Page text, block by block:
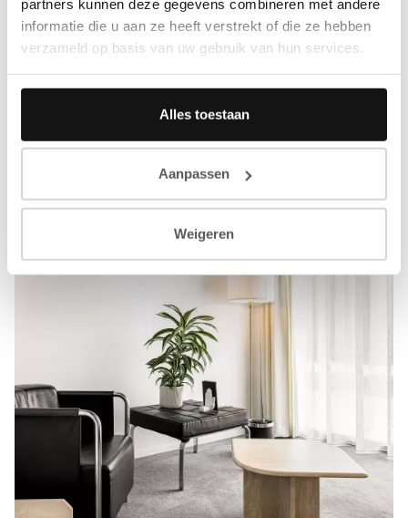
partners kunnen deze gegevens combineren met andere
informatie die u aan ze heeft verstrekt of die ze hebben
verzameld op basis van uw gebruik van hun services.
Alles toestaan
Aanpassen
Weigeren